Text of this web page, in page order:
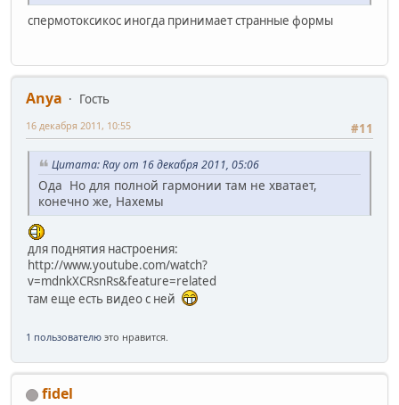
спермотоксикос иногда принимает странные формы
Anya
Гость
#11
16 декабря 2011, 10:55
Цитата: Ray от 16 декабря 2011, 05:06
Ода Но для полной гармонии там не хватает,
конечно же, Нахемы
для поднятия настроения:
http://www.youtube.com/watch?
v=mdnkXCRsnRs&feature=related
там еще есть видео с ней
1 пользователю это нравится.
fidel